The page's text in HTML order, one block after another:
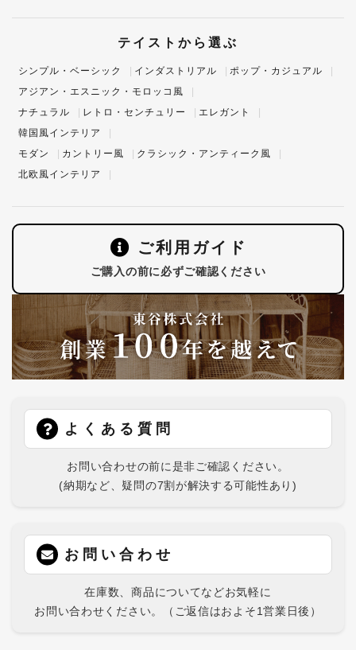
テイストから選ぶ
シンプル・ベーシック インダストリアル
ポップ・カジュアル
アジアン・エスニック・モロッコ風
ナチュラル
レトロ・センチュリー
エレガント
韓国風インテリア
モダン
カントリー風
クラシック・アンティーク風
北欧風インテリア
ご利用ガイド
ご購入の前に必ずご確認ください
よくある質問
お問い合わせの前に是非ご確認ください。
(納期など、疑問の7割が解決する可能性あり)
お問い合わせ
在庫数、商品についてなどお気軽に
お問い合わせください。（ご返信はおよそ1営業日後）